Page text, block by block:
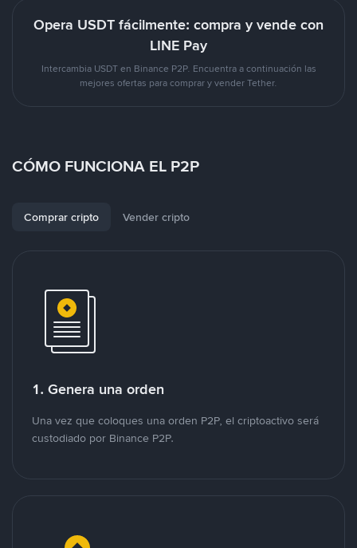
Opera USDT fácilmente: compra y vende con
LINE Pay
Intercambia USDT en Binance P2P. Encuentra a continuación las
mejores ofertas para comprar y vender Tether.
CÓMO FUNCIONA EL P2P
Comprar cripto Vender cripto
1. Genera una orden
Una vez que coloques una orden P2P, el criptoactivo será
custodiado por Binance P2P.